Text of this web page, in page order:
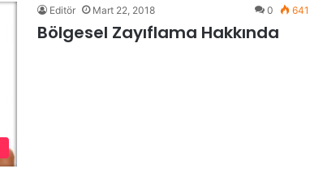
Editör Mart 22, 2018 0 641
Bölgesel Zayıflama Hakkında